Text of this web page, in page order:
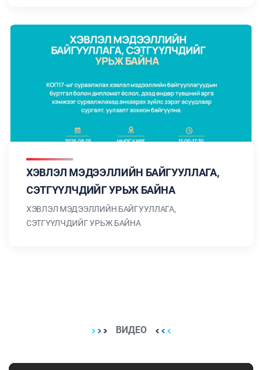
байна. Цуврал №3
ХЭВЛЭЛ МЭДЭЭЛЛИЙН БАЙГУУЛЛАГА,
СЭТГҮҮЛЧДИЙГ УРЬЖ БАЙНА
ХЭВЛЭЛ МЭДЭЭЛЛИЙН БАЙГУУЛЛАГА,
СЭТГҮҮЛЧДИЙГ УРЬЖ БАЙНА
ВИДЕО